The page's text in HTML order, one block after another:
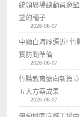
統領廣場總動員邀
望的種子
2026-08-07
中颱白海豚逼近!
實防颱準備
2026-08-07
竹縣教育邁向新篇
五大方案成果
2026-08-07